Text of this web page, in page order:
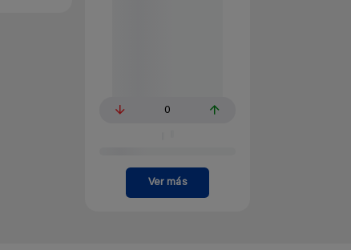
0
Ver más